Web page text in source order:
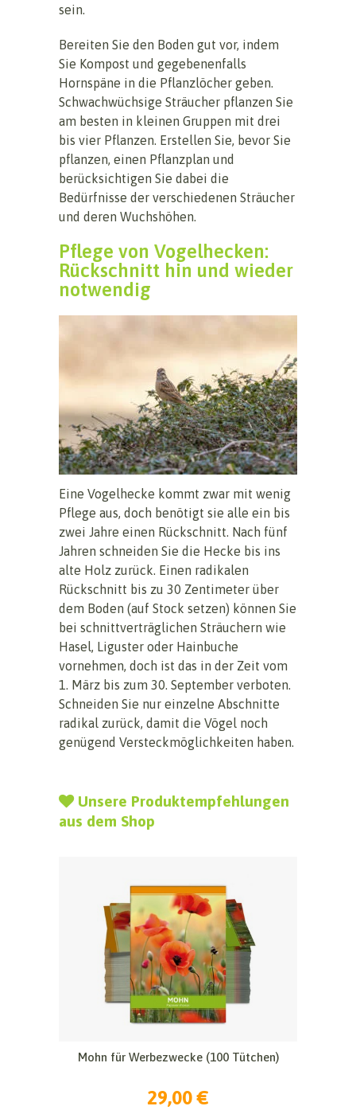
sein.
Bereiten Sie den Boden gut vor, indem
Sie Kompost und gegebenenfalls
Hornspäne in die Pflanzlöcher geben.
Schwachwüchsige Sträucher pflanzen Sie
am besten in kleinen Gruppen mit drei
bis vier Pflanzen. Erstellen Sie, bevor Sie
pflanzen, einen Pflanzplan und
berücksichtigen Sie dabei die
Bedürfnisse der verschiedenen Sträucher
und deren Wuchshöhen.
Pflege von Vogelhecken:
Rückschnitt hin und wieder
notwendig
Eine Vogelhecke kommt zwar mit wenig
Pflege aus, doch benötigt sie alle ein bis
zwei Jahre einen Rückschnitt. Nach fünf
Jahren schneiden Sie die Hecke bis ins
alte Holz zurück. Einen radikalen
Rückschnitt bis zu 30 Zentimeter über
dem Boden (auf Stock setzen) können Sie
bei schnittverträglichen Sträuchern wie
Hasel, Liguster oder Hainbuche
vornehmen, doch ist das in der Zeit vom
1. März bis zum 30. September verboten.
Schneiden Sie nur einzelne Abschnitte
radikal zurück, damit die Vögel noch
genügend Versteckmöglichkeiten haben.
Unsere Produktempfehlungen
aus dem Shop
Mohn für Werbezwecke (100 Tütchen)
29,00 €